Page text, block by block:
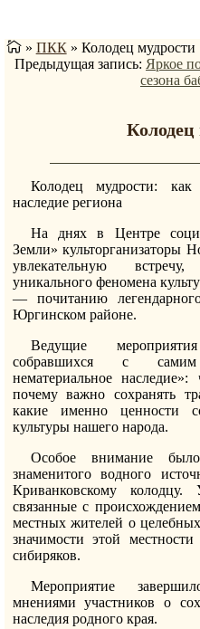
» ПКК » Колодец мудрости
Предыдущая запись: Яркое
сезона
Колодец
Колодец мудрости:
наследие региона
На днях в Центре
Земли» культорганизаторы
увлекательную
уникального феномена
— почитанию
Юргинском районе.
Ведущие
собравшихся с самим
нематериальное
почему важно сохранять
какие именно ценности
культуры нашего народа.
Особое внимание
знаменитого водного
Криванковскому колодцу.
связанные с
местных жителей о
значимости этой
сибиряков.
Мероприятие
мнениями участников о
наследия родного края.